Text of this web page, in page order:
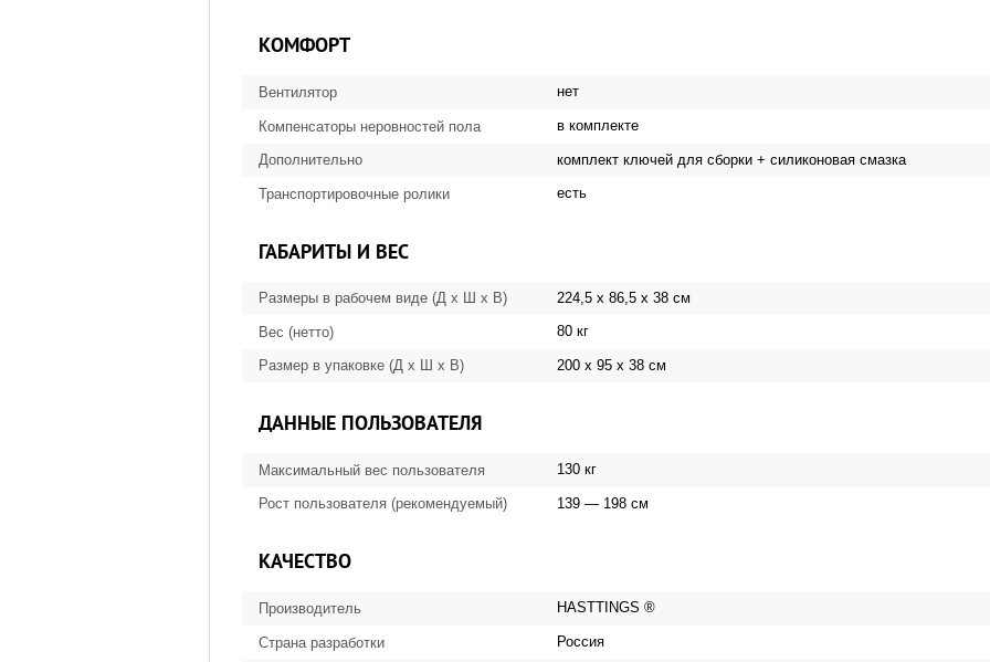
КОМФОРТ
Вентилятор нет
Компенсаторы неровностей пола в комплекте
Дополнительно комплект ключей для сборки + силиконовая смазка
Транспортировочные ролики есть
ГАБАРИТЫ И ВЕС
Размеры в рабочем виде (Д х Ш х В) 224,5 х 86,5 х 38 см
Вес (нетто) 80 кг
Размер в упаковке (Д х Ш х В) 200 х 95 х 38 см
ДАННЫЕ ПОЛЬЗОВАТЕЛЯ
Максимальный вес пользователя 130 кг
Рост пользователя (рекомендуемый) 139 — 198 см
КАЧЕСТВО
Производитель HASTTINGS ®
Страна разработки Россия